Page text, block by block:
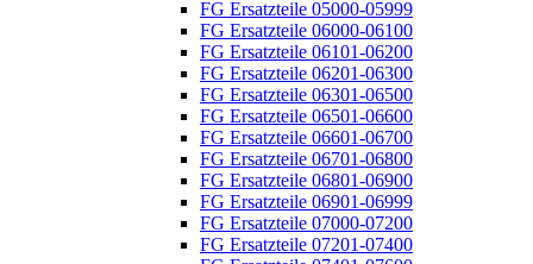
FG Ersatzteile 05000-05999
FG Ersatzteile 06000-06100
FG Ersatzteile 06101-06200
FG Ersatzteile 06201-06300
FG Ersatzteile 06301-06500
FG Ersatzteile 06501-06600
FG Ersatzteile 06601-06700
FG Ersatzteile 06701-06800
FG Ersatzteile 06801-06900
FG Ersatzteile 06901-06999
FG Ersatzteile 07000-07200
FG Ersatzteile 07201-07400